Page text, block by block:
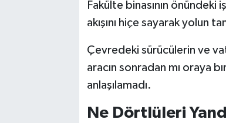
Fakülte binasının
akışını hiçe sayarak yolun
Çevredeki sürücülerin ve
aracın sonradan mı oraya
anlaşılamadı.
Ne Dörtlüleri